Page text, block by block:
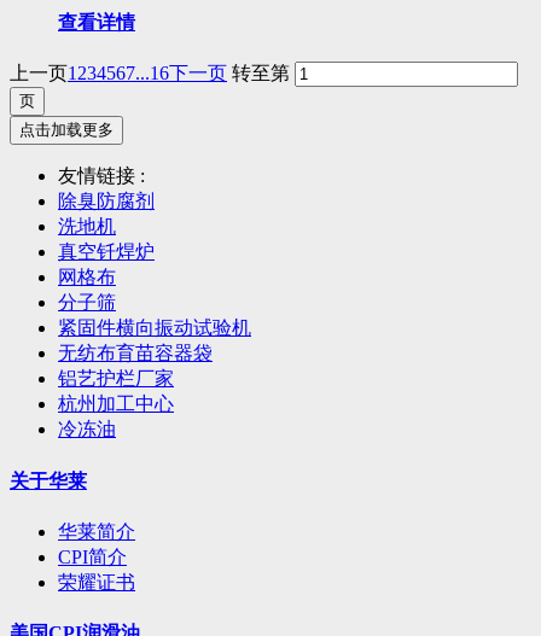
查看详情
上一页1 234567...16下一页 转至第
点击加载更多
友情链接 :
除臭防腐剂
洗地机
真空钎焊炉
网格布
分子筛
紧固件横向振动试验机
无纺布育苗容器袋
铝艺护栏厂家
杭州加工中心
冷冻油
关于华莱
华莱简介
CPI简介
荣耀证书